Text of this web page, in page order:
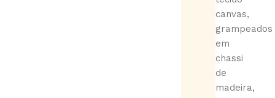
canvas,
grampeados
em
chassi
de
madeira,